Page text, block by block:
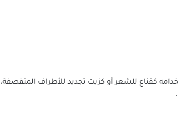
كقناع للشعر أو كزيت تجديد للأطراف